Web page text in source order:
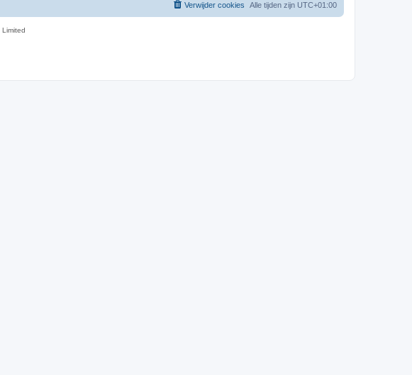
Alle tijden zijn UTC+01:00
Verwijder cookies